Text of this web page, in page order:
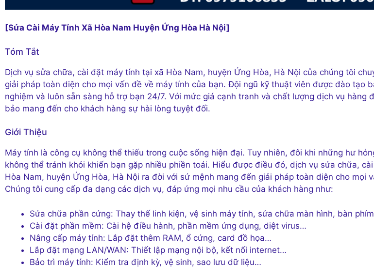
[Sửa Cài Máy Tính Xã Hòa Nam Huyện Ứng Hòa Hà Nội]
Tóm Tắt
Dịch vụ sửa chữa, cài đặt máy tính tại xã Hòa Nam, huyện Ứng Hòa, Hà Nội của chúng tôi
giải pháp toàn diện cho mọi vấn đề về máy tính của bạn. Đội ngũ kỹ thuật viên được đào tạo
nghiệm và luôn sẵn sàng hỗ trợ bạn 24/7. Với mức giá cạnh tranh và chất lượng dịch vụ hàng
bảo mang đến cho khách hàng sự hài lòng tuyệt đối.
Giới Thiệu
Máy tính là công cụ không thể thiếu trong cuộc sống hiện đại. Tuy nhiên, đôi khi những hư
không thể tránh khỏi khiến bạn gặp nhiều phiền toái. Hiểu được điều đó, dịch vụ sửa chữa,
Hòa Nam, huyện Ứng Hòa, Hà Nội ra đời với sứ mệnh mang đến giải pháp toàn diện cho mọi
Chúng tôi cung cấp đa dạng các dịch vụ, đáp ứng mọi nhu cầu của khách hàng như:
Sửa chữa phần cứng: Thay thế linh kiện, vệ sinh máy tính, sửa chữa màn hình, bàn
Cài đặt phần mềm: Cài hệ điều hành, phần mềm ứng dụng, diệt virus…
Nâng cấp máy tính: Lắp đặt thêm RAM, ổ cứng, card đồ họa…
Lắp đặt mạng LAN/WAN: Thiết lập mạng nội bộ, kết nối internet…
Bảo trì máy tính: Kiểm tra định kỳ, vệ sinh, sao lưu dữ liệu…